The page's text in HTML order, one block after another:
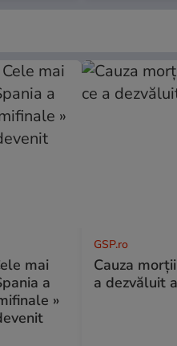
mai
a
»
GSP.ro
Cauza
a dezvăluit